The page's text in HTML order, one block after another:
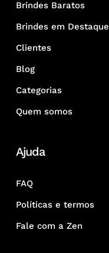
Brindes Baratos
Brindes em Destaque
Clientes
Blog
Categorias
Quem somos
Ajuda
FAQ
Políticas e termos
Fale com a Zen